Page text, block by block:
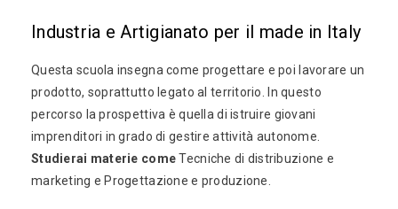
Industria e Artigianato per il made in Italy
Questa scuola insegna come progettare e poi lavorare un
prodotto, soprattutto legato al territorio. In questo
percorso la prospettiva è quella di istruire giovani
imprenditori in grado di gestire attività autonome.
Studierai materie comeTecniche di distribuzione e
marketing e Progettazione e produzione.